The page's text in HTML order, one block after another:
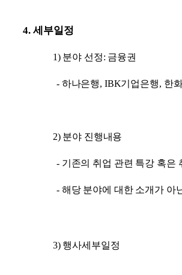
4. 세부일정
1) 분야 선정: 금융권
- 하나은행, IBK기업은행, 한
2) 분야 진행내용
- 기존의 취업 관련 특강 혹은
- 해당 분야에 대한 소개가 아
3) 행사세부일정